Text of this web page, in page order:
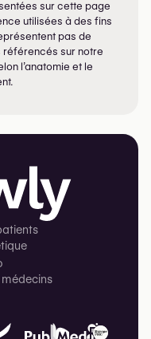
sur cette page
utilisées à des fins
pas de
sur notre
l’anatomie et le